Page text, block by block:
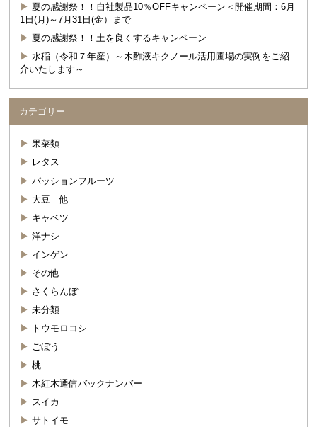
夏の感謝祭！！自社製品10％OFFキャンペーン＜開催期間：6月
1日(月)～7月31日(金）まで
夏の感謝祭！！土を良くするキャンペーン
水稲（令和７年産）～木酢液キクノール活用圃場の実例をご紹
介いたします～
カテゴリー
果菜類
レタス
パッションフルーツ
大豆 他
キャベツ
洋ナシ
インゲン
その他
さくらんぼ
未分類
トウモロコシ
ごぼう
桃
木紅木通信バックナンバー
スイカ
サトイモ